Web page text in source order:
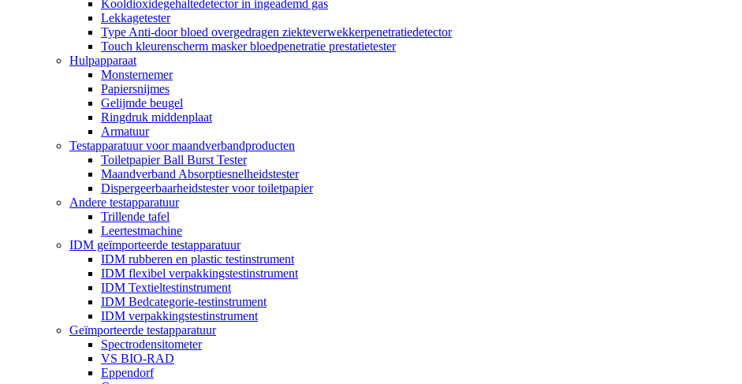
Kooldioxidegehaltedetector in ingeademd gas
Lekkagetester
Type Anti-door bloed overgedragen ziekteverwekkerpenetratiedetector
Touch kleurenscherm masker bloedpenetratie prestatietester
Hulpapparaat
Monsternemer
Papiersnijmes
Gelijmde beugel
Ringdruk middenplaat
Armatuur
Testapparatuur voor maandverbandproducten
Toiletpapier Ball Burst Tester
Maandverband Absorptiesnelheidstester
Dispergeerbaarheidstester voor toiletpapier
Andere testapparatuur
Trillende tafel
Leertestmachine
IDM geïmporteerde testapparatuur
IDM rubberen en plastic testinstrument
IDM flexibel verpakkingstestinstrument
IDM Textieltestinstrument
IDM Bedcategorie-testinstrument
IDM verpakkingstestinstrument
Geïmporteerde testapparatuur
Spectrodensitometer
VS BIO-RAD
Eppendorf